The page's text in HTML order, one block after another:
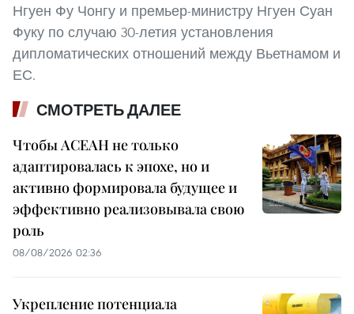
Нгуен Фу Чонгу и премьер-министру Нгуен Суан
Фуку по случаю 30-летия установления
дипломатических отношений между Вьетнамом и
ЕС.
СМОТРЕТЬ ДАЛЕЕ
Чтобы АСЕАН не только
адаптировалась к эпохе, но и
активно формировала будущее и
эффективно реализовывала свою
роль
08/08/2026 02:36
Укрепление потенциала